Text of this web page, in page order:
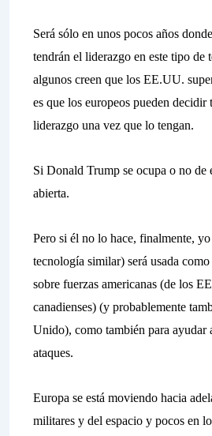
Será sólo en unos pocos años
tendrán el liderazgo en este tipo de
algunos creen que los EE.UU.
es que los europeos pueden decidir
liderazgo una vez que lo tengan.
Si Donald Trump se ocupa o no de
abierta.
Pero si él no lo hace, finalmente,
tecnología similar) será usada
sobre fuerzas americanas (de los
canadienses) (y probablemente
Unido), como también para ayudar
ataques.
Europa se está moviendo hacia
militares y del espacio y pocos en